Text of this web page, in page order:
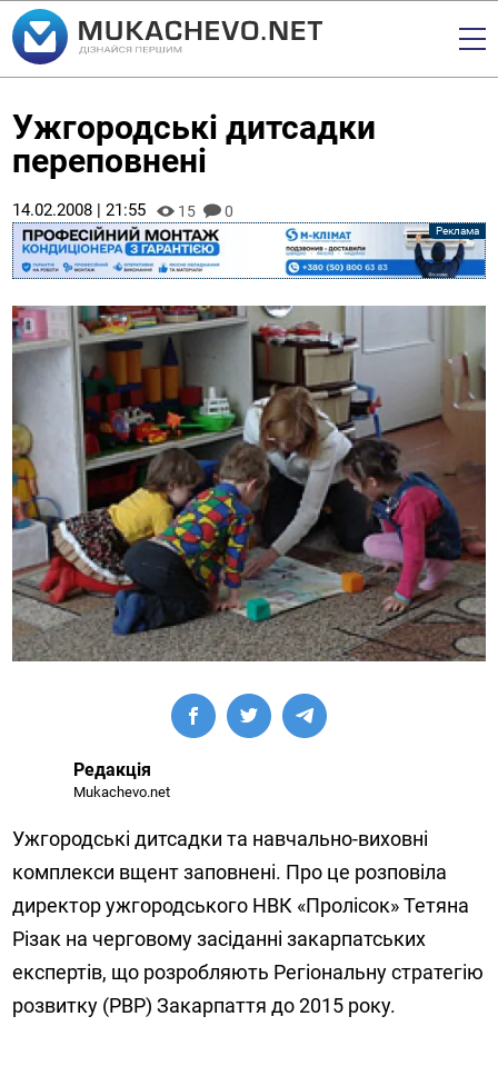
Ужгородські дитсадки
переповнені
14.02.2008 | 21:55 15 0
Редакція
Mukachevo.net
Ужгородські дитсадки та навчально-виховні
комплекси вщент заповнені. Про це розповіла
директор ужгородського НВК «Пролісок» Тетяна
Різак на черговому засіданні закарпатських
експертів, що розробляють Регіональну стратегію
розвитку (РВР) Закарпаття до 2015 року.